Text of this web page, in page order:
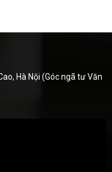
Hà Nội (Góc ngã tư Văn